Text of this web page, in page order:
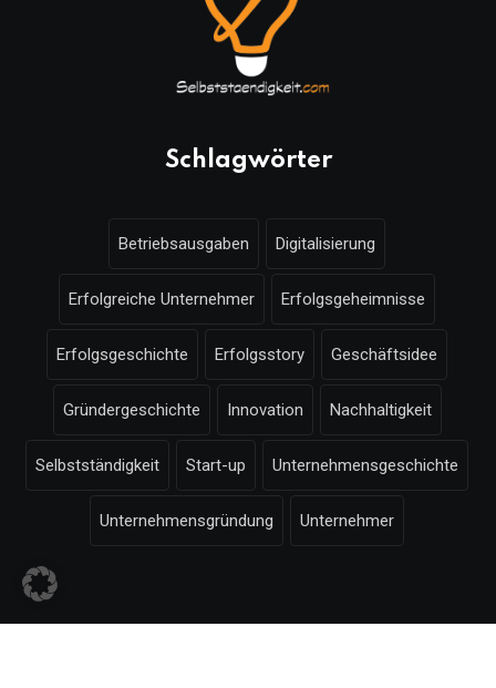
Schlagwörter
Betriebsausgaben Digitalisierung
Erfolgreiche Unternehmer Erfolgsgeheimnisse
Erfolgsgeschichte Erfolgsstory Geschäftsidee
Gründergeschichte Innovation Nachhaltigkeit
Selbstständigkeit Start-up Unternehmensgeschichte
Unternehmensgründung Unternehmer